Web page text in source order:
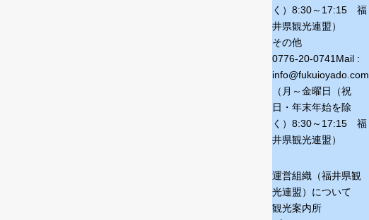
く） 8:30～17:15 福
井県観光連盟）
その他
0776-20-0741 Mail :
info@fukuioyado.com
（月～金曜日（祝
日・年末年始を除
く） 8:30～17:15 福
井県観光連盟）
運営組織（福井県観
光連盟）について
観光案内所